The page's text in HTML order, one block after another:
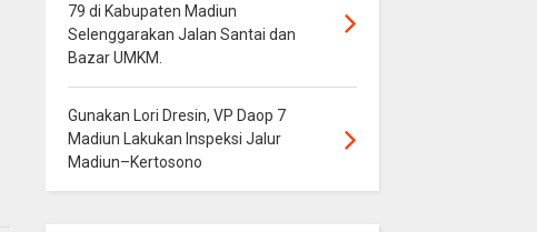
79 di Kabupaten Madiun
Selenggarakan Jalan Santai dan
Bazar UMKM.
Gunakan Lori Dresin, VP Daop 7
Madiun Lakukan Inspeksi Jalur
Madiun–Kertosono